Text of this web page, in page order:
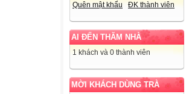
Quên mật khẩu ĐK thành viên
AI ĐẾN THĂM NHÀ
1 khách và 0 thành viên
MỜI KHÁCH DÙNG TRÀ